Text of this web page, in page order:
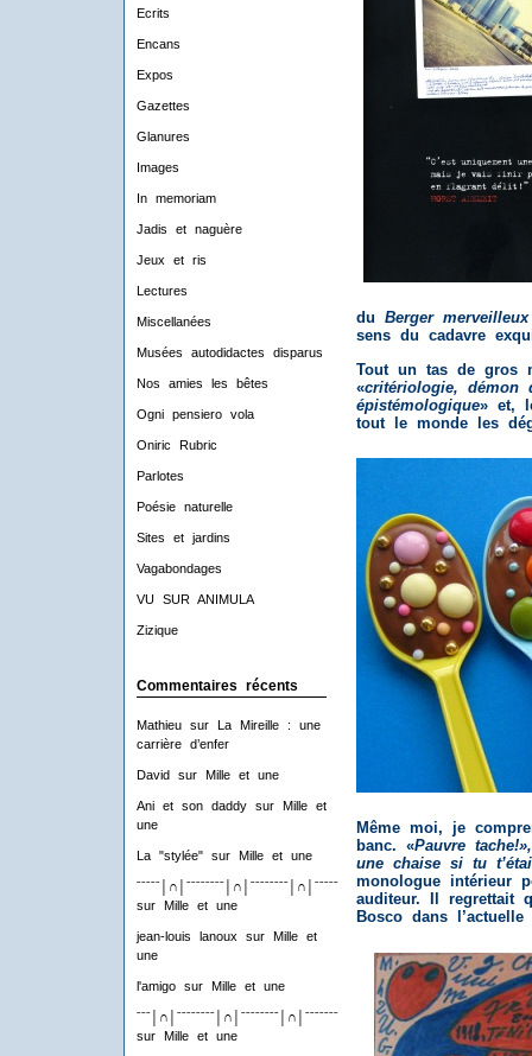
Ecrits
Encans
Expos
Gazettes
Glanures
Images
In memoriam
Jadis et naguère
Jeux et ris
Lectures
Miscellanées
Musées autodidactes disparus
Nos amies les bêtes
Ogni pensiero vola
Oniric Rubric
Parlotes
Poésie naturelle
Sites et jardins
Vagabondages
VU SUR ANIMULA
Zizique
Commentaires récents
Mathieusur
La Mireille : une
carrière d’enfer
David sur Mille et une
Ani et son daddysur
Mille et
une
La "stylée"sur Mille et une
ˉˉˉˉˉ│∩│ˉˉˉˉˉˉˉˉ│∩│ˉˉˉˉˉˉˉˉ│∩│ˉˉˉˉˉˉˉˉ│∩│ˉˉˉˉ
sur
Mille et une
jean-louis lanoux sur
Mille et
une
l'amigosur Mille et une
ˉˉˉ│∩│ˉˉˉˉˉˉˉˉ│∩│ˉˉˉˉˉˉˉˉ│∩│ˉˉˉˉˉˉˉˉ│∩│ˉˉˉ
sur
Mille et une
du Berger merveilleux
sens du cadavre
Tout un tas de gros
«critériologie, démon
épistémologique» et,
tout le monde les
Même moi, je
banc. «Pauvre tache!»,
une chaise si tu
monologue intérieur
auditeur. Il regrettait
Bosco dans